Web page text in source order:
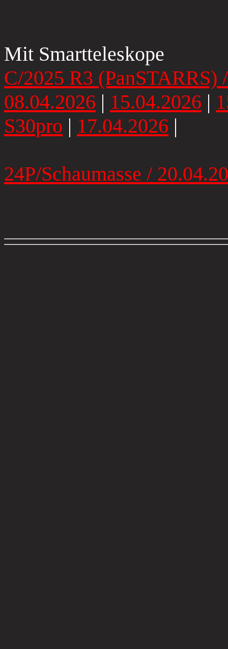
Mit Smartteleskope
C/2025 R3 (PanSTARRS)
08.04.2026 | 15.04.2026 |
S30pro | 17.04.2026 |
24P/Schaumasse /